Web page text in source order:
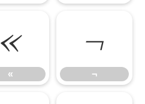
«
«
¬
¬